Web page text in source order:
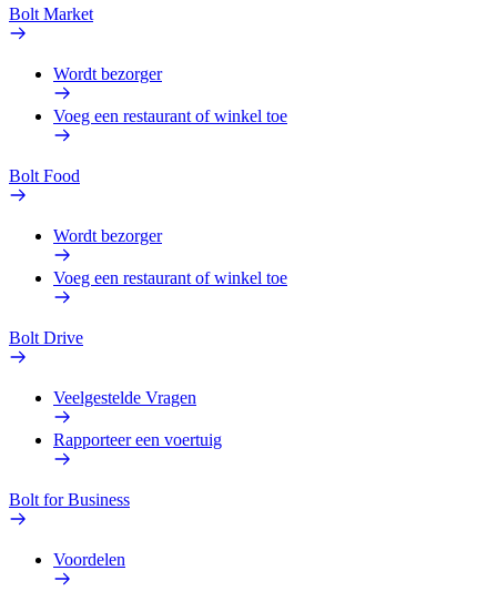
Bolt Market
Wordt bezorger
Voeg een restaurant of winkel toe
Bolt Food
Wordt bezorger
Voeg een restaurant of winkel toe
Bolt Drive
Veelgestelde Vragen
Rapporteer een voertuig
Bolt for Business
Voordelen